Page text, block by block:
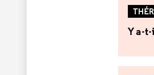
Y a-